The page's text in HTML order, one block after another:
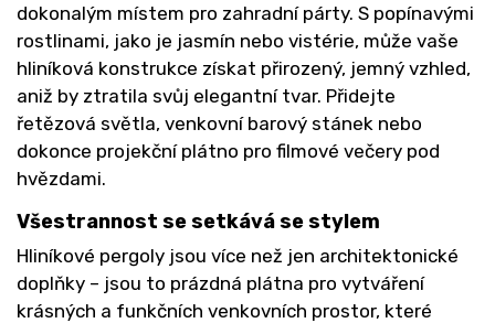
dokonalým místem pro zahradní párty. S popínavými
rostlinami, jako je jasmín nebo vistérie, může vaše
hliníková konstrukce získat přirozený, jemný vzhled,
aniž by ztratila svůj elegantní tvar. Přidejte
řetězová světla, venkovní barový stánek nebo
dokonce projekční plátno pro filmové večery pod
hvězdami.
Všestrannost se setkává se stylem
Hliníkové pergoly jsou více než jen architektonické
doplňky – jsou to prázdná plátna pro vytváření
krásných a funkčních venkovních prostor, které